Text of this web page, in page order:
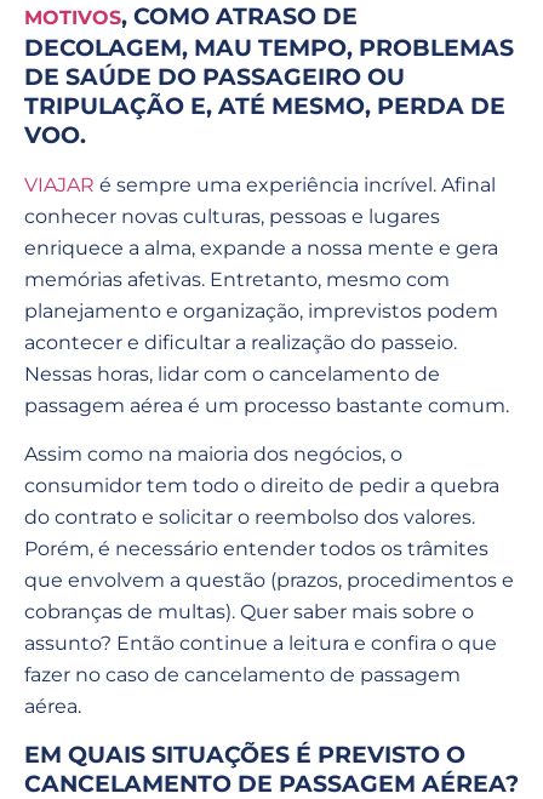
MOTIVOS, COMO ATRASO DE
DECOLAGEM, MAU TEMPO, PROBLEMAS
DE SAÚDE DO PASSAGEIRO OU
TRIPULAÇÃO E, ATÉ MESMO, PERDA DE
VOO.
VIAJAR é sempre uma experiência incrível. Afinal
conhecer novas culturas, pessoas e lugares
enriquece a alma, expande a nossa mente e gera
memórias afetivas. Entretanto, mesmo com
planejamento e organização, imprevistos podem
acontecer e dificultar a realização do passeio.
Nessas horas, lidar com o cancelamento de
passagem aérea é um processo bastante comum.
Assim como na maioria dos negócios, o
consumidor tem todo o direito de pedir a quebra
do contrato e solicitar o reembolso dos valores.
Porém, é necessário entender todos os trâmites
que envolvem a questão (prazos, procedimentos e
cobranças de multas). Quer saber mais sobre o
assunto? Então continue a leitura e confira o que
fazer no caso de cancelamento de passagem
aérea.
EM QUAIS SITUAÇÕES É PREVISTO O
CANCELAMENTO DE PASSAGEM AÉREA?